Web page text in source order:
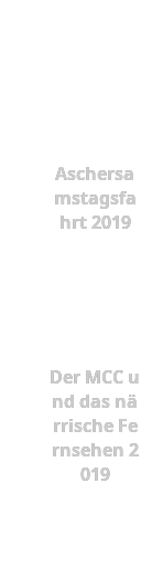
Aschersa
mstagsfa
hrt 2019
Der MCC u
nd das nä
rrische Fe
rnsehen 2
019